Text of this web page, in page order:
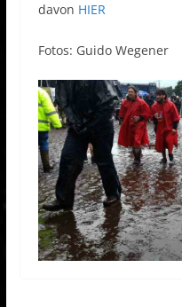
davon HIER
Fotos: Guido Wegener